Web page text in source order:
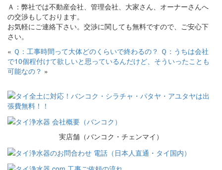
Ａ：弊社では不動産会社、管理会社、大家さん、オーナーさんへ
の交渉もしております。
お気軽にご連絡下さい。交渉に関しても無料ですので、ご安心下
さい。
« Ｑ：工事時間って大体どのくらいで終わるの？ Ｑ：うちは会社
で10個程付けて欲しいと思っているんだけど、そういったことも
可能なの？ »
実店舗（バンコク・チェンマイ）